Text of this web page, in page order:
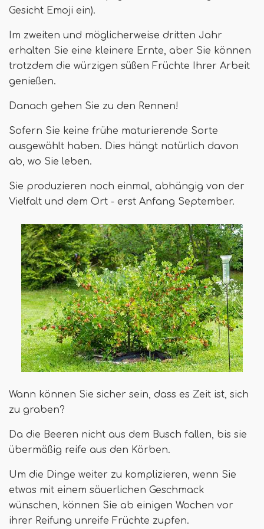
Gesicht Emoji ein).
Im zweiten und möglicherweise dritten Jahr
erhalten Sie eine kleinere Ernte, aber Sie können
trotzdem die würzigen süßen Früchte Ihrer Arbeit
genießen.
Danach gehen Sie zu den Rennen!
Sofern Sie keine frühe maturierende Sorte
ausgewählt haben. Dies hängt natürlich davon
ab, wo Sie leben.
Sie produzieren noch einmal, abhängig von der
Vielfalt und dem Ort - erst Anfang September.
Wann können Sie sicher sein, dass es Zeit ist, sich
zu graben?
Da die Beeren nicht aus dem Busch fallen, bis sie
übermäßig reife aus den Körben.
Um die Dinge weiter zu komplizieren, wenn Sie
etwas mit einem säuerlichen Geschmack
wünschen, können Sie ab einigen Wochen vor
ihrer Reifung unreife Früchte zupfen.